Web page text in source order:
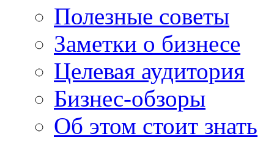
Полезные советы
Заметки о бизнесе
Целевая аудитория
Бизнес-обзоры
Об этом стоит знать